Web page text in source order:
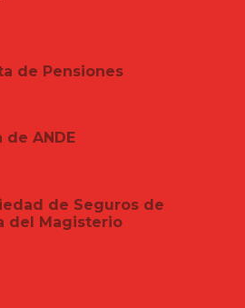
de Pensiones
de ANDE
de Seguros de
del Magisterio